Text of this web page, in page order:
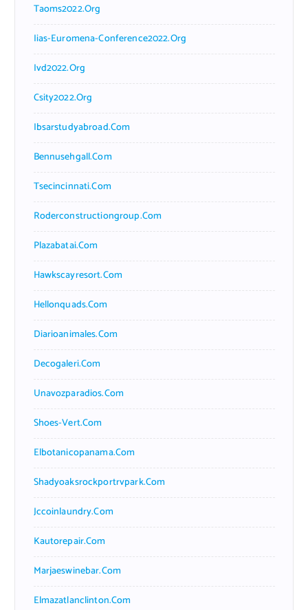
Taoms2022.org
Iias-Euromena-Conference2022.org
Ivd2022.org
Csity2022.org
Ibsarstudyabroad.com
Bennusehgall.com
Tsecincinnati.com
Roderconstructiongroup.com
Plazabatai.com
Hawkscayresort.com
Hellonquads.com
Diarioanimales.com
Decogaleri.com
Unavozparadios.com
Shoes-Vert.com
Elbotanicopanama.com
Shadyoaksrockportrvpark.com
Jccoinlaundry.com
Kautorepair.com
Marjaeswinebar.com
Elmazatlanclinton.com